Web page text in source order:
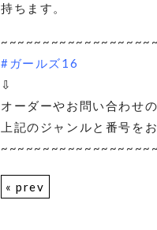
持ちます。
#ガールズ16
⇩
オーダーやお問い合わせの
上記のジャンルと番号を
« prev